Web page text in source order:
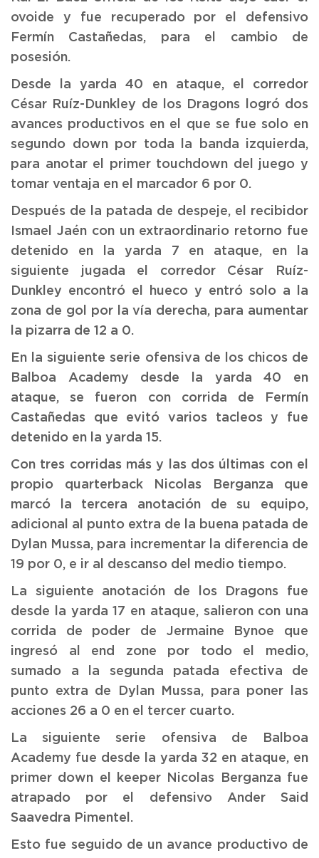
ovoide y fue recuperado por el defensivo
Fermín Castañedas, para el cambio de
posesión.
Desde la yarda 40 en ataque, el corredor
César Ruíz-Dunkley de los Dragons logró dos
avances productivos en el que se fue solo en
segundo down por toda la banda izquierda,
para anotar el primer touchdown del juego y
tomar ventaja en el marcador 6 por 0.
Después de la patada de despeje, el recibidor
Ismael Jaén con un extraordinario retorno fue
detenido en la yarda 7 en ataque, en la
siguiente jugada el corredor César Ruíz-
Dunkley encontró el hueco y entró solo a la
zona de gol por la vía derecha, para aumentar
la pizarra de 12 a 0.
En la siguiente serie ofensiva de los chicos de
Balboa Academy desde la yarda 40 en
ataque, se fueron con corrida de Fermín
Castañedas que evitó varios tacleos y fue
detenido en la yarda 15.
Con tres corridas más y las dos últimas con el
propio quarterback Nicolas Berganza que
marcó la tercera anotación de su equipo,
adicional al punto extra de la buena patada de
Dylan Mussa, para incrementar la diferencia de
19 por 0, e ir al descanso del medio tiempo.
La siguiente anotación de los Dragons fue
desde la yarda 17 en ataque, salieron con una
corrida de poder de Jermaine Bynoe que
ingresó al end zone por todo el medio,
sumado a la segunda patada efectiva de
punto extra de Dylan Mussa, para poner las
acciones 26 a 0 en el tercer cuarto.
La siguiente serie ofensiva de Balboa
Academy fue desde la yarda 32 en ataque, en
primer down el keeper Nicolas Berganza fue
atrapado por el defensivo Ander Said
Saavedra Pimentel.
Esto fue seguido de un avance productivo de